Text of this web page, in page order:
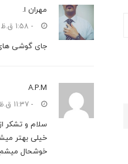
مهران ا.
- 1:58 ق.ظ
جای گوشی های جدید
A.P.M
- 11:37 ق.ظ
سلام و تشکر
خیلی بهتر
خوشحال میشم